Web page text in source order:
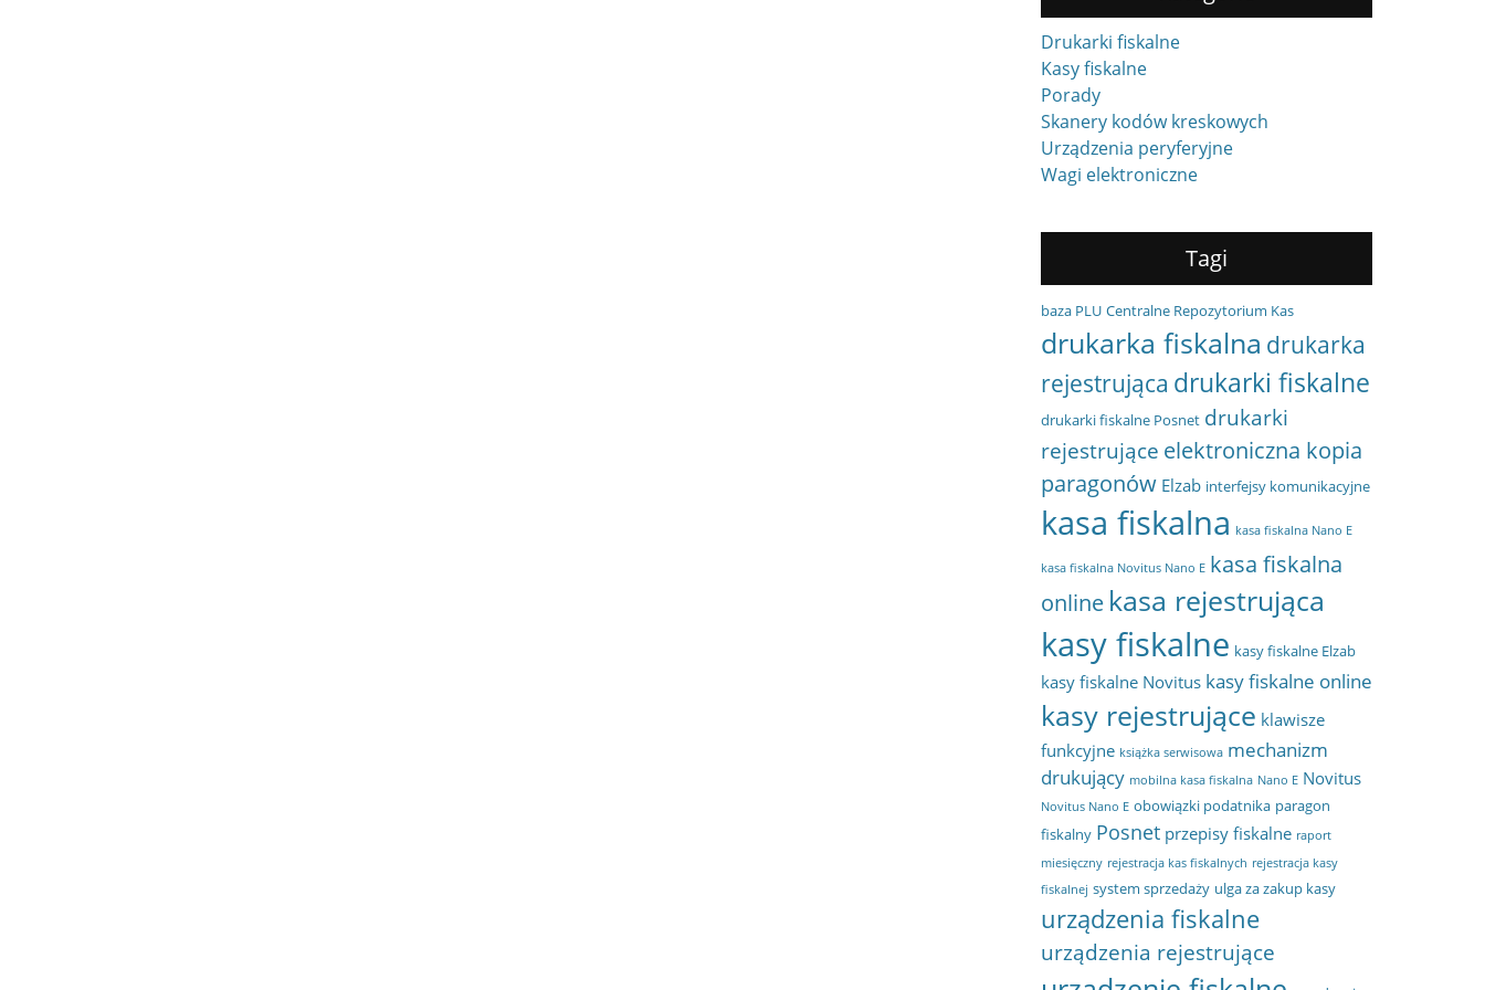
Drukarki fiskalne
Kasy fiskalne
Porady
Skanery kodów kreskowych
Urządzenia peryferyjne
Wagi elektroniczne
Tagi
baza PLU Centralne Repozytorium Kas
drukarka fiskalna drukarka
rejestrująca drukarki fiskalne
drukarki fiskalne Posnet drukarki
rejestrujące elektroniczna kopia
paragonów Elzab interfejsy komunikacyjne
kasa fiskalna kasa fiskalna Nano E
kasa fiskalna Novitus Nano E kasa fiskalna
online kasa rejestrująca
kasy fiskalne kasy fiskalne Elzab
kasy fiskalne Novitus kasy fiskalne online
kasy rejestrujące klawisze
funkcyjne książka serwisowa mechanizm
drukujący mobilna kasa fiskalna Nano E Novitus
Novitus Nano E obowiązki podatnika paragon
fiskalny Posnet przepisy fiskalne raport
miesięczny rejestracja kas fiskalnych rejestracja kasy
fiskalnej system sprzedaży ulga za zakup kasy
urządzenia fiskalne
urządzenia rejestrujące